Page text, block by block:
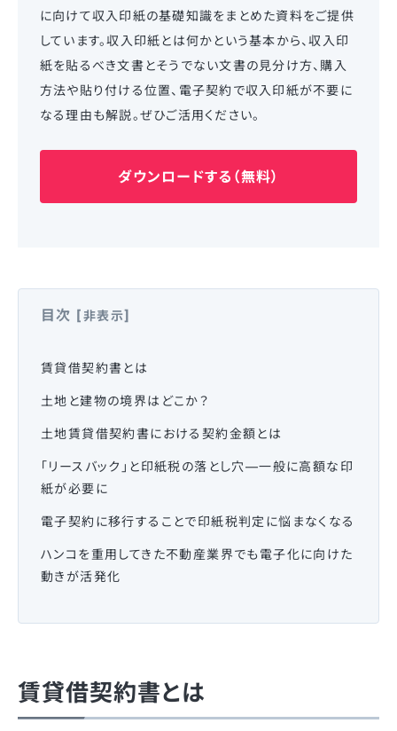
に向けて収入印紙の基礎知識をまとめた資料をご提供
しています。収入印紙とは何かという基本から、収入印
紙を貼るべき文書とそうでない文書の見分け方、購入
方法や貼り付ける位置、電子契約で収入印紙が不要に
なる理由も解説。ぜひご活用ください。
ダウンロードする（無料）
目次 [非表示]
賃貸借契約書とは
土地と建物の境界はどこか？
土地賃貸借契約書における契約金額とは
「リースバック」と印紙税の落とし穴—一般に高額な印
紙が必要に
電子契約に移行することで印紙税判定に悩まなくなる
ハンコを重用してきた不動産業界でも電子化に向けた
動きが活発化
賃貸借契約書とは